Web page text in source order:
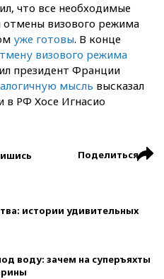
что все необходимые
отмены визового режима
уже готовы. В конце
визового режима
президент Франции
мысль высказал
в РФ Хосе Игнасио
Поделиться
истории удивительных
воду: зачем на суперъяхты